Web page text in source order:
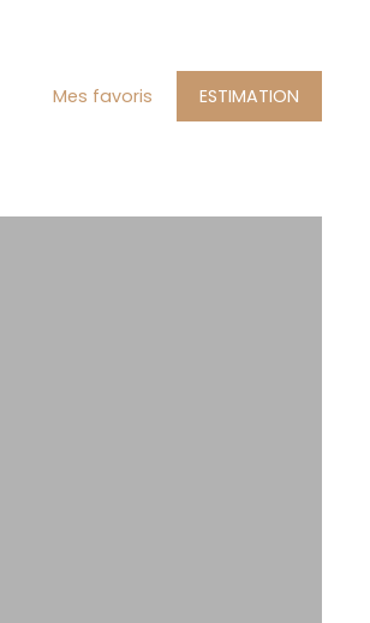
Mes favoris ESTIMATION